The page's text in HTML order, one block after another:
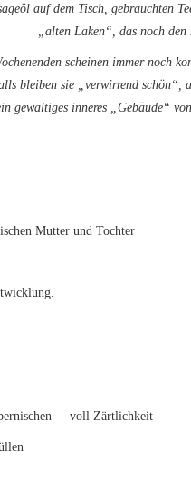
auf dem Tisch, gebrauchten
„alten Laken“, das noch
scheinen immer noch
bleiben sie „verwirrend schön“,
gewaltiges inneres „Gebäude“
Mutter und Tochter
voll Zärtlichkeit